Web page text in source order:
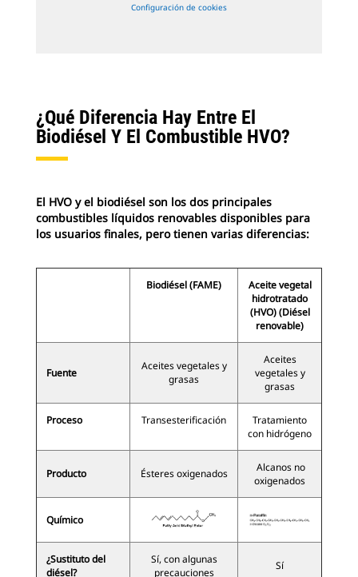
Configuración de cookies
¿Qué Diferencia Hay Entre El
Biodiésel Y El Combustible HVO?
El HVO y el biodiésel son los dos principales
combustibles líquidos renovables disponibles para
los usuarios finales, pero tienen varias diferencias:
Biodiésel (FAME)
Aceite vegetal
hidrotratado
(HVO) (Diésel
renovable)
Fuente
Aceites vegetales y
grasas
Aceites
vegetales y
grasas
Proceso Transesterificación
Tratamiento
con hidrógeno
Producto Ésteres oxigenados
Alcanos no
oxigenados
Químico
¿Sustituto del
diésel?
Sí, con algunas
precauciones
Sí